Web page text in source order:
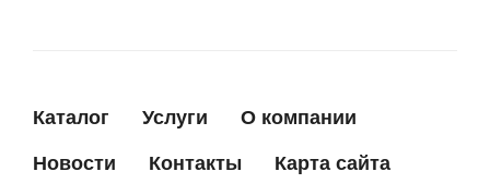
Каталог Услуги О компании
Новости Контакты Карта сайта